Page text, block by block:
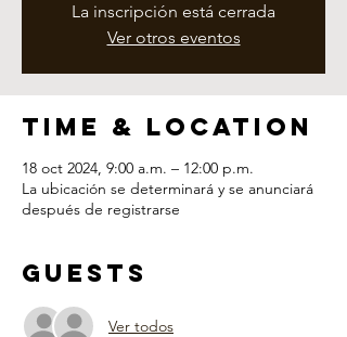
La inscripción está cerrada
Ver otros eventos
Time & Location
18 oct 2024, 9:00 a.m. – 12:00 p.m.
La ubicación se determinará y se anunciará
después de registrarse
Guests
Ver todos